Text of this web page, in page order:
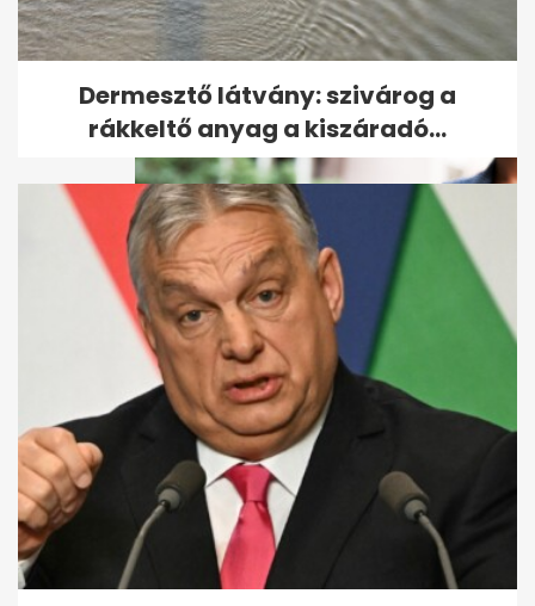
bármit is kritizál, nekünk ma is
az a...
Ezt a számot semmiképp se
vedd fel: veszélyes csalók
hívogatják...
Dermesztő látvány: szivárog a
rákkeltő anyag a kiszáradó...